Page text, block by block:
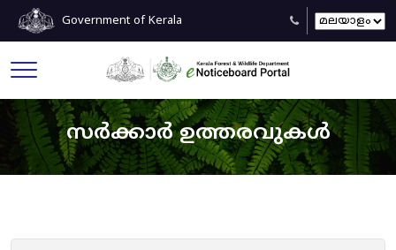
Government of Kerala
സർക്കാർ ഉത്തരവുകൾ